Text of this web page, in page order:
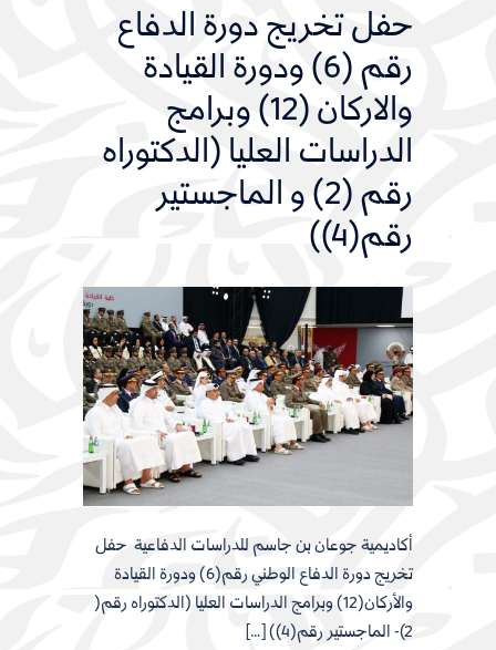
حفل تخريج دورة الدفاع
رقم (6) ودورة القيادة
والاركان (12) وبرامج
الدراسات العليا (الدكتوراه
رقم (2) و الماجستير
رقم(4))
أكاديمية جوعان بن جاسم للدراسات الدفاعية حفل
تخريج دورة الدفاع الوطني رقم(6) ودورة القيادة
والأركان(12) وبرامج الدراسات العليا (الدكتوراه رقم(
2)- الماجستير رقم(4)) […]